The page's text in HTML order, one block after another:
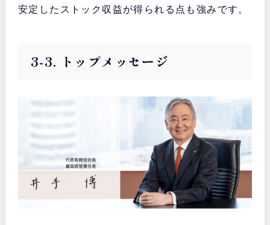
安定したストック収益が得られる点も強みです。
3-3. トップメッセージ